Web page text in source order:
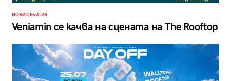
НОВИ СЪБИТИЯ
Veniamin се качва на сцената на The Rooftop